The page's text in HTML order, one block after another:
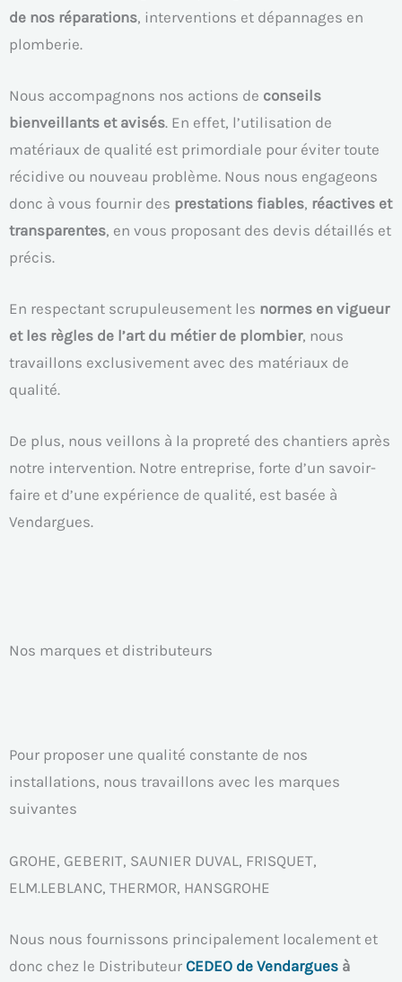
de nos réparations, interventions et dépannages en
plomberie.
Nous accompagnons nos actions de conseils
bienveillants et avisés. En effet, l’utilisation de
matériaux de qualité est primordiale pour éviter toute
récidive ou nouveau problème. Nous nous engageons
donc à vous fournir des prestations fiables, réactives et
transparentes, en vous proposant des devis détaillés et
précis.
En respectant scrupuleusement les normes en vigueur
et les règles de l’art du métier de plombier, nous
travaillons exclusivement avec des matériaux de
qualité.
De plus, nous veillons à la propreté des chantiers après
notre intervention. Notre entreprise, forte d’un savoir-
faire et d’une expérience de qualité, est basée à
Vendargues.
Nos marques et distributeurs
Pour proposer une qualité constante de nos
installations, nous travaillons avec les marques
suivantes
GROHE, GEBERIT, SAUNIER DUVAL, FRISQUET,
ELM.LEBLANC, THERMOR, HANSGROHE
Nous nous fournissons principalement localement et
donc chez le Distributeur CEDEO de Vendargues à